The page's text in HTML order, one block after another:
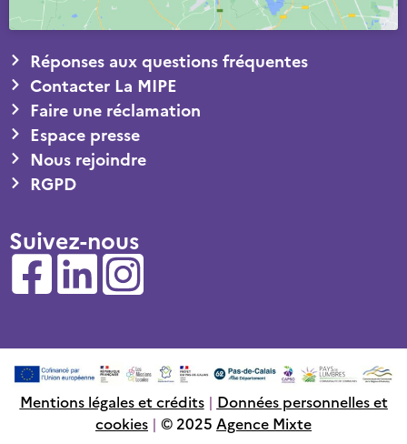
Réponses aux questions fréquentes
Contacter La MIPE
Faire une réclamation
Espace presse
Nous rejoindre
RGPD
Suivez-nous
Mentions légales et crédits | Données personnelles et
cookies | © 2025 Agence Mixte